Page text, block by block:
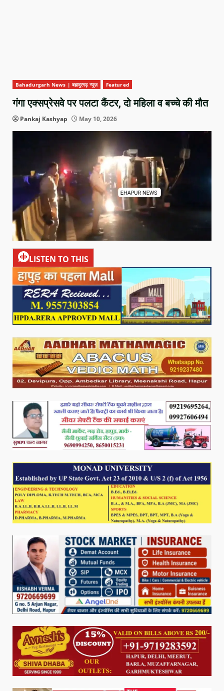
Bahadurgarh News | बहादुरगढ़ न्यूज़ Featured
गंगा एक्सप्रेसवे पर पलटा कैंटर, दो महिला व बच्चे की मौत
Pankaj Kashyap May 10, 2026
LISTEN TO THIS